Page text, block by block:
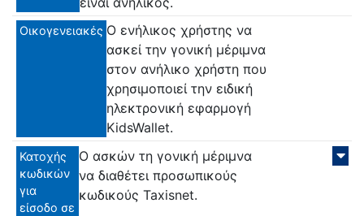
Οικογενειακές Ο ενήλικος χρήστης να
ασκεί την γονική μέριμνα
στον ανήλικο χρήστη που
χρησιμοποιεί την ειδική
ηλεκτρονική εφαρμογή
KidsWallet.
Κατοχής
κωδικών
για
είσοδο σε
Ο ασκών τη γονική μέριμνα
να διαθέτει προσωπικούς
κωδικούς Taxisnet.